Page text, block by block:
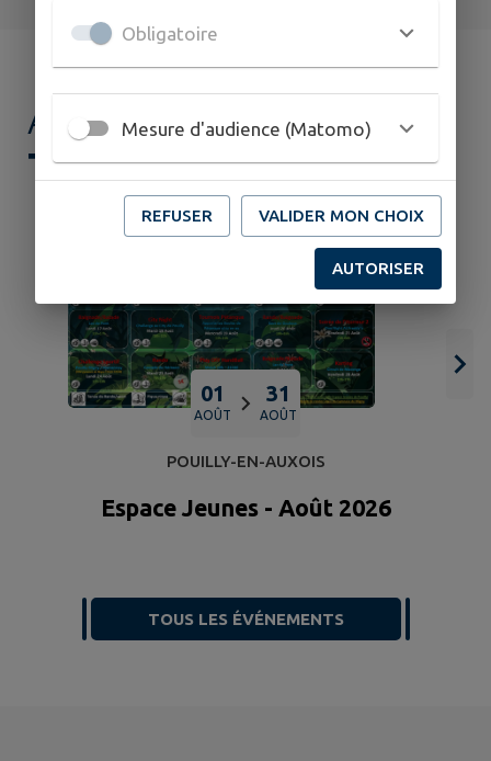
AGENDA DEMON
TERRITOIRE
01
AOÛT
31
AOÛT
POUILLY-EN-AUXOIS
Espace Jeunes - Août 2026
TOUS LES ÉVÉNEMENTS
Obligatoire
Mesure d'audience (Matomo)
REFUSER VALIDER MON CHOIX
AUTORISER